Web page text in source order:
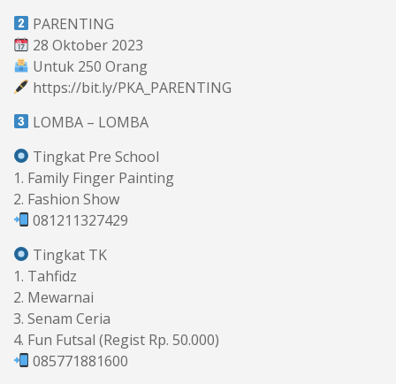
PARENTING
28 Oktober 2023
Untuk 250 Orang
https://bit.ly/PKA_PARENTING
LOMBA – LOMBA
Tingkat Pre School
1. Family Finger Painting
2. Fashion Show
081211327429
Tingkat TK
1. Tahfidz
2. Mewarnai
3. Senam Ceria
4. Fun Futsal (Regist Rp. 50.000)
085771881600